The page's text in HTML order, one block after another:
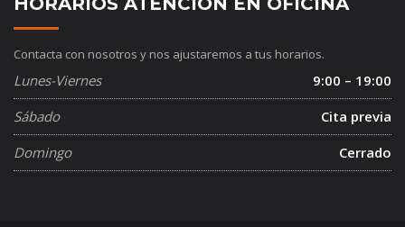
Contacta con nosotros y nos ajustaremos a tus horarios.
Lunes-Viernes
9:00 – 19:00
Sábado
Cita previa
Domingo
Cerrado